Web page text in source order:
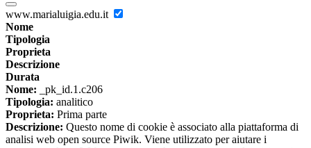
www.marialuigia.edu.it
Nome
Tipologia
Proprieta
Descrizione
Durata
Nome: _pk_id.1.c206
Tipologia: analitico
Proprieta: Prima parte
Descrizione: Questo nome di cookie è associato alla piattaforma di
analisi web open source Piwik. Viene utilizzato per aiutare i